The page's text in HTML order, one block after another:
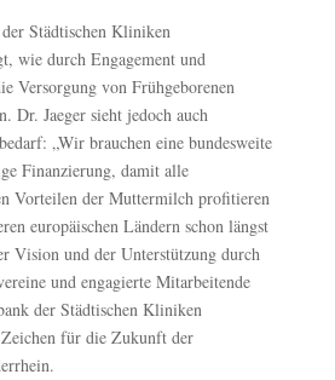
Städtischen Kliniken
wie durch Engagement und
Versorgung von Frühgeborenen
Dr. Jaeger sieht jedoch auch
„Wir brauchen eine bundesweite
Finanzierung, damit alle
Vorteilen der Muttermilch profitieren
europäischen Ländern schon längst
Vision und der Unterstützung durch
und engagierte Mitarbeitende
der Städtischen Kliniken
für die Zukunft der